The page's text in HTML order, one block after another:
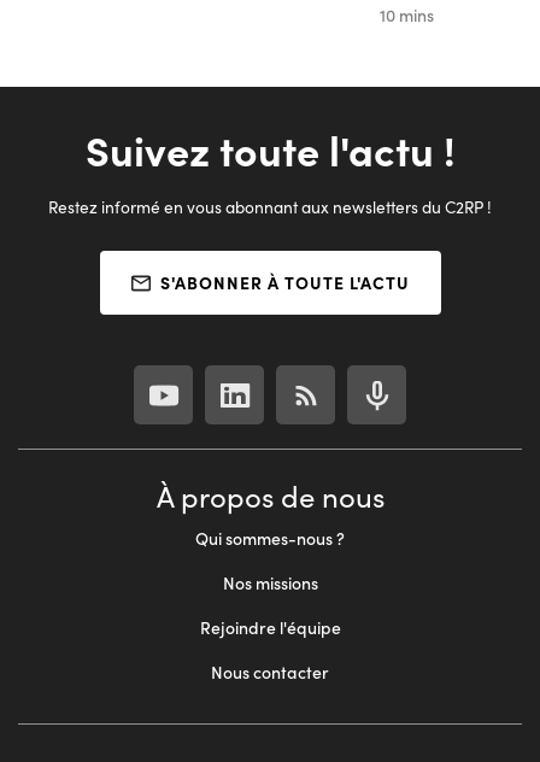
10 mins
Suivez toute l'actu !
Restez informé en vous abonnant aux newsletters du C2RP !
S'ABONNER À TOUTE L'ACTU
À propos de nous
Qui sommes-nous ?
Nos missions
Rejoindre l'équipe
Nous contacter